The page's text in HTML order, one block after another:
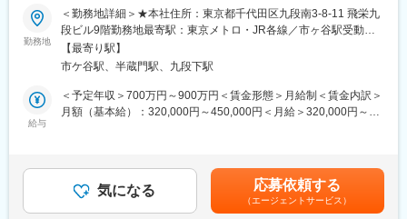
【業務内容】
企画発案、先導役として、自ら課題を見つけ主体的に行動頂き、
裁量を持って業務を担当いただきます。
＜具体的には例＞
・自社顧客／見込顧客に対するメルマガ配信の企画／運用／改善
・WEBページ改善／コンテンツ企画
・SEO対策推進
一人ひとりの裁量も大きく様々なことにチャレンジ出来る環境が
あります。
これから強化していくポジションであり、初期のフェーズのた
勤務地
＜勤務地詳細＞★本社住所：東京都千代田区九段南3-8-11 飛栄九
段ビル9階勤務地最寄駅：東京メトロ・JR各線／市ヶ谷駅受動喫
煙対策：敷地内喫煙可能場所あり変更の範囲：会社の定める事業
所（リモートワーク含む）
【最寄り駅】
市ケ谷駅、半蔵門駅、九段下駅
給与
＜予定年収＞700万円～900万円＜賃金形態＞月給制＜賃金内訳＞
月額（基本給）：320,000円～450,000円＜月給＞320,000円～
を通じて上下する可能性があります。月給(月額)は固定手当を含め
た表記です。気になる 応募依頼する
（エージェントサービス）